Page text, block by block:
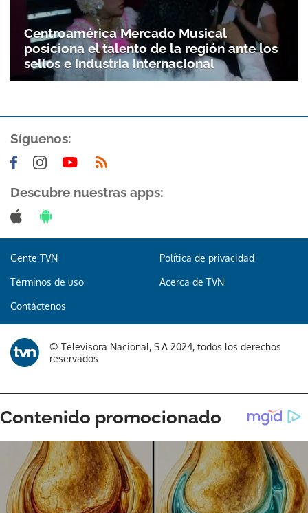
Centroamérica Mercado Musical
posiciona el talento de la región ante los
sellos e industria internacional
Síguenos:
Descubre nuestras apps:
Gente TVN Política de privacidad
Términos de uso Acerca de TVN
Contáctenos
© Televisora Nacional, S.A 2024, todos los derechos
reservados